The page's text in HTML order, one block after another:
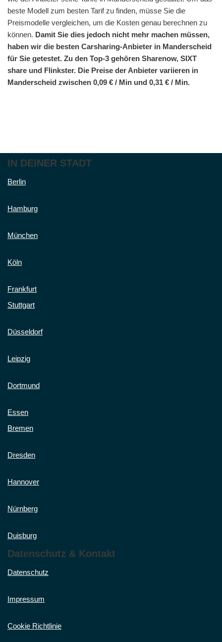
beste Modell zum besten Tarif zu finden, müsse Sie die
Preismodelle vergleichen, um die Kosten genau berechnen zu
können. Damit Sie dies jedoch nicht mehr machen müssen,
haben wir die besten Carsharing-Anbieter in Manderscheid
für Sie getestet. Zu den Top-3 gehören Sharenow, SIXT
share und Flinkster. Die Preise der Anbieter variieren in
Manderscheid zwischen 0,09 € / Min und 0,31 € / Min.
IN DEINER STADT
Berlin
Hamburg
München
Köln
Frankfurt
Stuttgart
Düsseldorf
Leipzig
Dortmund
Essen
Bremen
Dresden
Hannover
Nürnberg
Duisburg
Datenschutz & Kontakt
Datenschutz
Impressum
Cookie Richtlinie